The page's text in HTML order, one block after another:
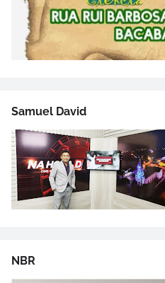
Samuel David
NBR